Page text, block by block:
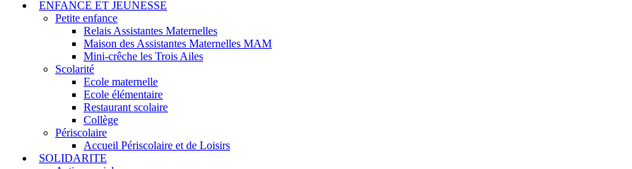
ENFANCE ET JEUNESSE
Petite enfance
Relais Assistantes Maternelles
Maison des Assistantes Maternelles MAM
Mini-crêche les Trois Ailes
Scolarité
Ecole maternelle
Ecole élémentaire
Restaurant scolaire
Collège
Périscolaire
Accueil Périscolaire et de Loisirs
SOLIDARITE